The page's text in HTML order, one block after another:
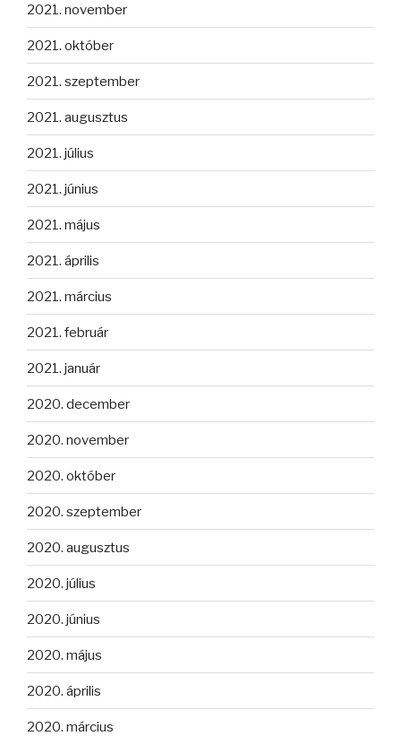
2021. november
2021. október
2021. szeptember
2021. augusztus
2021. július
2021. június
2021. május
2021. április
2021. március
2021. február
2021. január
2020. december
2020. november
2020. október
2020. szeptember
2020. augusztus
2020. július
2020. június
2020. május
2020. április
2020. március